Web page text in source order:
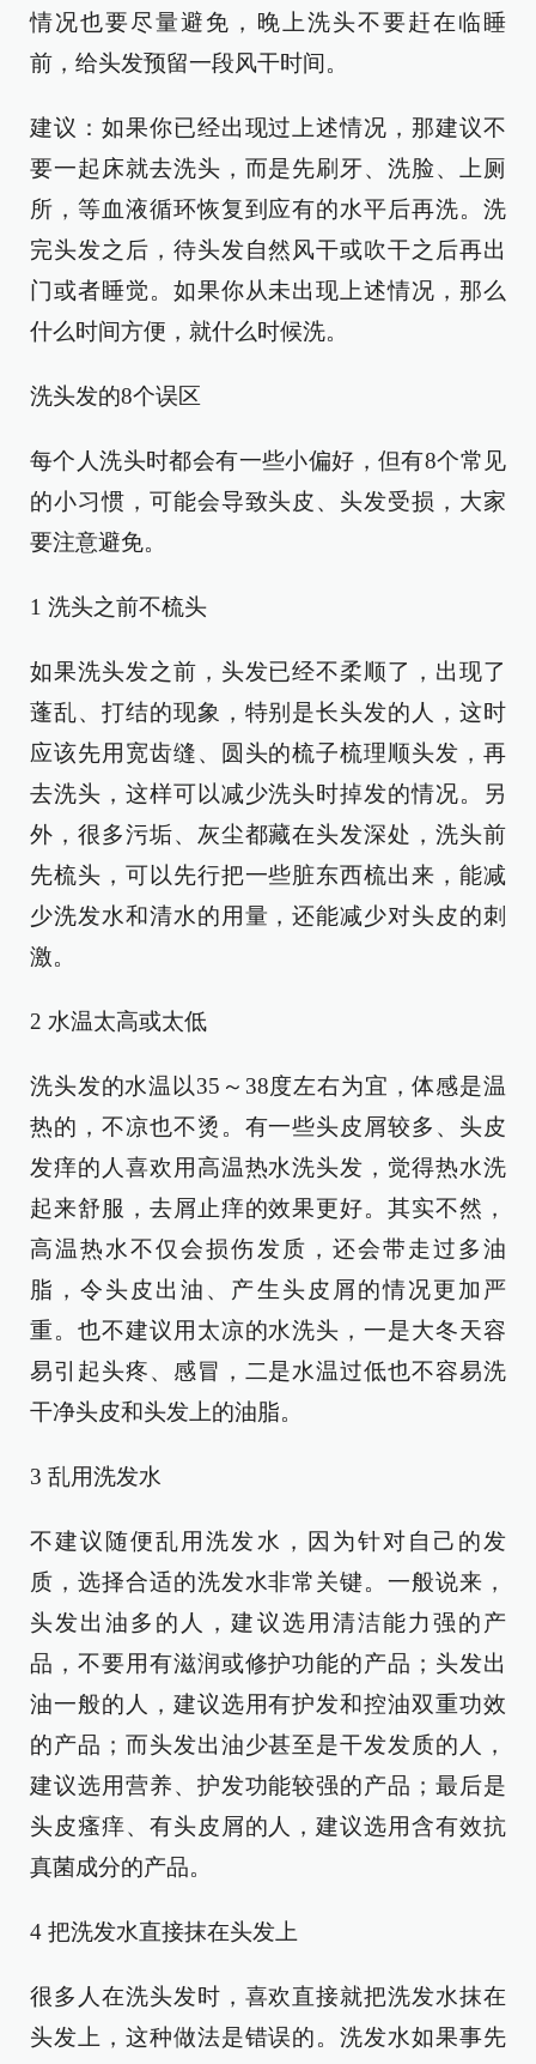
情况也要尽量避免，晚上洗头不要赶在临睡
前，给头发预留一段风干时间。
建议：如果你已经出现过上述情况，那建议不
要一起床就去洗头，而是先刷牙、洗脸、上厕
所，等血液循环恢复到应有的水平后再洗。洗
完头发之后，待头发自然风干或吹干之后再出
门或者睡觉。如果你从未出现上述情况，那么
什么时间方便，就什么时候洗。
洗头发的8个误区
每个人洗头时都会有一些小偏好，但有8个常见
的小习惯，可能会导致头皮、头发受损，大家
要注意避免。
1 洗头之前不梳头
如果洗头发之前，头发已经不柔顺了，出现了
蓬乱、打结的现象，特别是长头发的人，这时
应该先用宽齿缝、圆头的梳子梳理顺头发，再
去洗头，这样可以减少洗头时掉发的情况。另
外，很多污垢、灰尘都藏在头发深处，洗头前
先梳头，可以先行把一些脏东西梳出来，能减
少洗发水和清水的用量，还能减少对头皮的刺
激。
2 水温太高或太低
洗头发的水温以35～38度左右为宜，体感是温
热的，不凉也不烫。有一些头皮屑较多、头皮
发痒的人喜欢用高温热水洗头发，觉得热水洗
起来舒服，去屑止痒的效果更好。其实不然，
高温热水不仅会损伤发质，还会带走过多油
脂，令头皮出油、产生头皮屑的情况更加严
重。也不建议用太凉的水洗头，一是大冬天容
易引起头疼、感冒，二是水温过低也不容易洗
干净头皮和头发上的油脂。
3 乱用洗发水
不建议随便乱用洗发水，因为针对自己的发
质，选择合适的洗发水非常关键。一般说来，
头发出油多的人，建议选用清洁能力强的产
品，不要用有滋润或修护功能的产品；头发出
油一般的人，建议选用有护发和控油双重功效
的产品；而头发出油少甚至是干发发质的人，
建议选用营养、护发功能较强的产品；最后是
头皮瘙痒、有头皮屑的人，建议选用含有效抗
真菌成分的产品。
4 把洗发水直接抹在头发上
很多人在洗头发时，喜欢直接就把洗发水抹在
头发上，这种做法是错误的。洗发水如果事先